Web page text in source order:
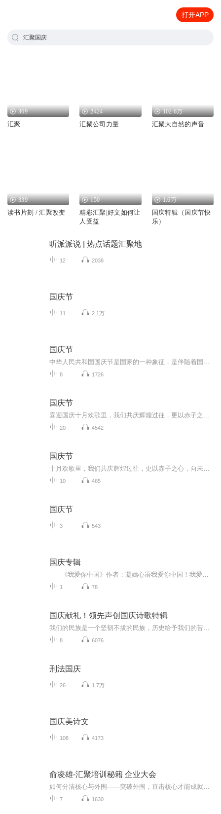
打开APP
汇聚国庆
369
汇聚
2424
汇聚公司力量
102.6万
汇聚大自然的声音
339
读书片刻 / 汇聚改变
150
精彩汇聚|好文如何让
人受益
1.6万
国庆特辑（国庆节快
乐）
听派派说 | 热点话题汇聚地
12 2038
国庆节
11 2.1万
国庆节
8 1726
国庆节
20 4542
国庆节
10 465
国庆节
3 543
国庆专辑
1 78
国庆献礼！领先声创国庆诗歌特辑
8 6076
刑法国庆
26 1.7万
国庆美诗文
108 4173
俞凌雄-汇聚培训秘籍 企业大会
7 1630